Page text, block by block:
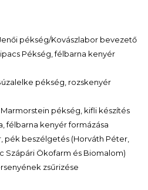
pékség/Kovászlabor bevezető
Pékség, félbarna kenyér
Búzalelke pékség, rozskenyér
Marmorstein pékség, kifli készítés
félbarna kenyér formázása
pék beszélgetés (Horváth Péter,
Szápári Ökofarm és Biomalom)
zsűrizése